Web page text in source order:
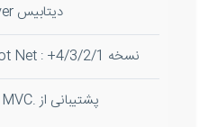
دیتابیس sql server
نسخه Dot Net : +4/3/2/1(به روز رسانی خودکار)
پشتیبانی از .net core MVC : دارد